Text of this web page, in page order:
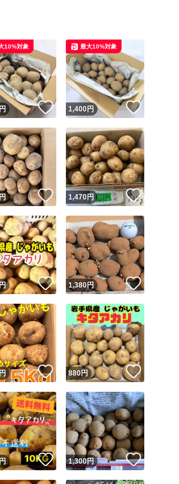
円 いいね！
10%対象
1,400円
最大10%対象
円 いいね！
1,470円 いいね！
いいね！
1,380円 いいね！
円 いいね！
880円 いいね！
いいね！
1,300円 いいね！